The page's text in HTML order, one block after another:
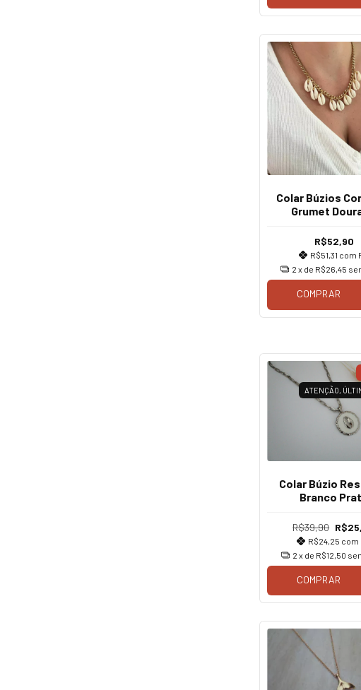
Colar Búzios
Grumet
R$52,90
R$51,31 com
2 x de R$26,45
COMPRAR
ATENÇÃO,
Colar Búzio
Branco
R$39,90
R$24,25 com
2 x de R$12,50
COMPRAR